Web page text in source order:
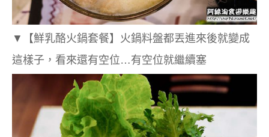
▼ 【鮮乳酪火鍋套餐】 火鍋料盤都丟進來後就變成
這樣子，看來還有空位…有空位就繼續塞